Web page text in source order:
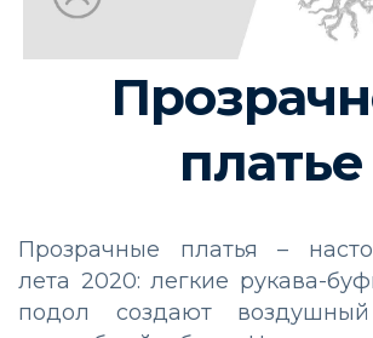
платье
Прозрачные платья –
лета 2020: легкие рукава-
подол создают